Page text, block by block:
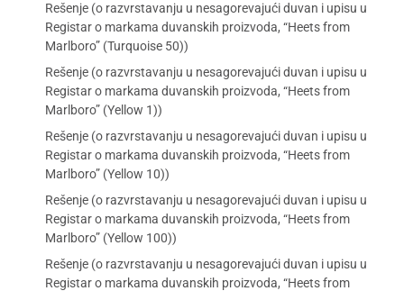
Rešenje (o razvrstavanju u nesagorevajući duvan i upisu u
Registar o markama duvanskih proizvoda, “Heets from
Marlboro” (Turquoise 50))
Rešenje (o razvrstavanju u nesagorevajući duvan i upisu u
Registar o markama duvanskih proizvoda, “Heets from
Marlboro” (Yellow 1))
Rešenje (o razvrstavanju u nesagorevajući duvan i upisu u
Registar o markama duvanskih proizvoda, “Heets from
Marlboro” (Yellow 10))
Rešenje (o razvrstavanju u nesagorevajući duvan i upisu u
Registar o markama duvanskih proizvoda, “Heets from
Marlboro” (Yellow 100))
Rešenje (o razvrstavanju u nesagorevajući duvan i upisu u
Registar o markama duvanskih proizvoda, “Heets from